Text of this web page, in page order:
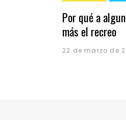
Por qué a
más el recreo
22 de marzo de